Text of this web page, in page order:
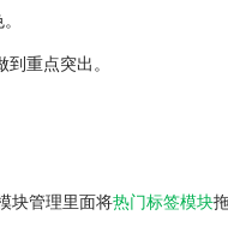
重点突出。
块管理里面将热门标签模块